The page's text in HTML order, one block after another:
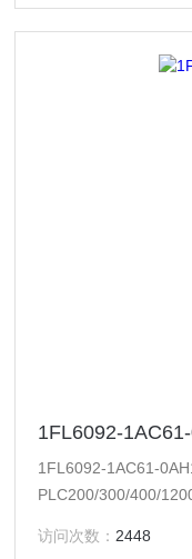
1FL6092-
1FL6092-1AC61-
PLC200/300/400/
及备件。西门子触摸
访问次数： 2448